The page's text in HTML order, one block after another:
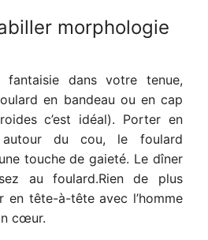
morphologie
dans votre tenue,
en bandeau ou en cap
c’est idéal). Porter en
autour du cou, le foulard
touche de gaieté. Le dîner
au foulard.Rien de plus
en tête-à-tête avec l’homme
cœur.